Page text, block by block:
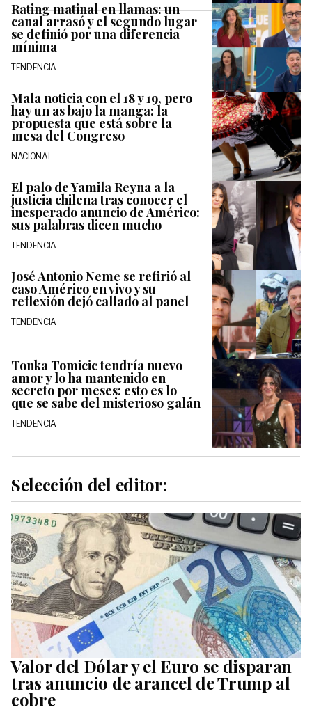
Rating matinal en llamas: un
canal arrasó y el segundo lugar
se definió por una diferencia
mínima
TENDENCIA
Mala noticia con el 18 y 19, pero
hay un as bajo la manga: la
propuesta que está sobre la
mesa del Congreso
NACIONAL
El palo de Yamila Reyna a la
justicia chilena tras conocer el
inesperado anuncio de Américo:
sus palabras dicen mucho
TENDENCIA
José Antonio Neme se refirió al
caso Américo en vivo y su
reflexión dejó callado al panel
TENDENCIA
Tonka Tomicic tendría nuevo
amor y lo ha mantenido en
secreto por meses: esto es lo
que se sabe del misterioso galán
TENDENCIA
Selección del editor:
Valor del Dólar y el Euro se disparan
tras anuncio de arancel de Trump al
cobre